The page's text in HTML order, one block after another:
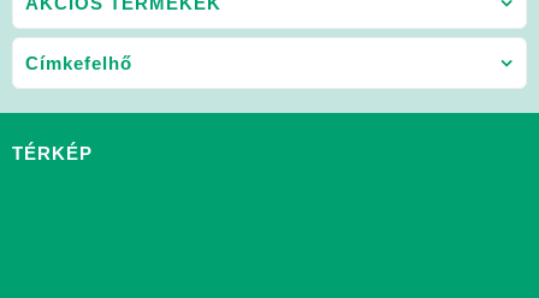
Címkefelhő
TÉRKÉP